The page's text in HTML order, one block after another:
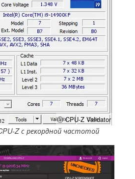
ⓘ CPU-Z Validator
Z с рекордной частотой